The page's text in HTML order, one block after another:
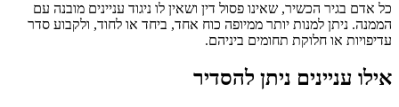
כל אדם בגיר הכשיר, שאינו פסול דין ושאין לו ניגוד עניינים מובנה עם
הממנה. ניתן למנות יותר ממיופה כוח אחד, ביחד או לחוד, ולקבוע סדר
עדיפויות או חלוקת תחומים ביניהם.
אילו עניינים ניתן להסדיר